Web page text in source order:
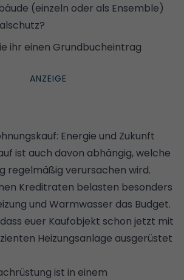
(einzeln oder als Ensemble)
?
ihr einen Grundbucheintrag
Energie und Zukunft
ist auch davon abhängig, welche
regelmäßig verursachen wird.
Kreditraten belasten besonders
und Warmwasser das Budget.
euer Kaufobjekt schon jetzt mit
Heizungsanlage ausgerüstet
ist in einem